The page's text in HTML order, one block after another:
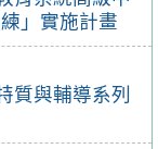
」實施計畫
質與輔導系列